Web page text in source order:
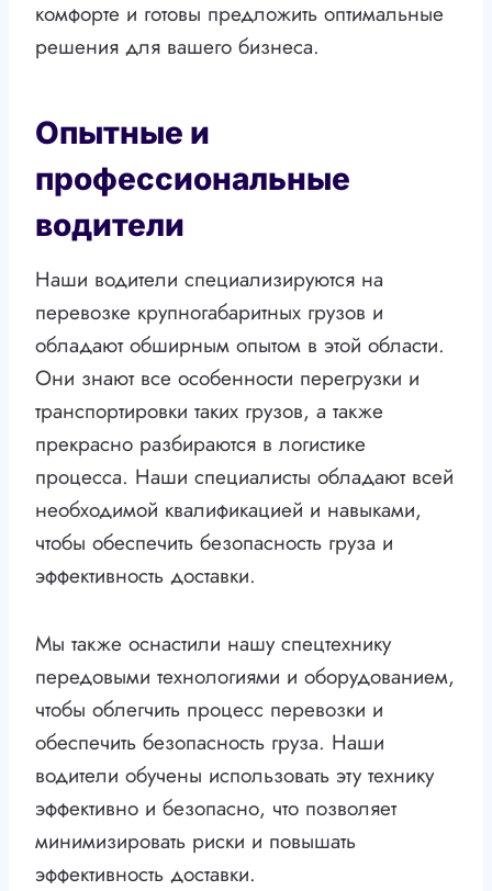
комфорте и готовы предложить оптимальные
решения для вашего бизнеса.
Опытные и
профессиональные
водители
Наши водители специализируются на
перевозке крупногабаритных грузов и
обладают обширным опытом в этой области.
Они знают все особенности перегрузки и
транспортировки таких грузов, а также
прекрасно разбираются в логистике
процесса. Наши специалисты обладают всей
необходимой квалификацией и навыками,
чтобы обеспечить безопасность груза и
эффективность доставки.
Мы также оснастили нашу спецтехнику
передовыми технологиями и оборудованием,
чтобы облегчить процесс перевозки и
обеспечить безопасность груза. Наши
водители обучены использовать эту технику
эффективно и безопасно, что позволяет
минимизировать риски и повышать
эффективность доставки.